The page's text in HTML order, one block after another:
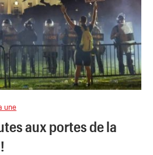
une
aux portes de la